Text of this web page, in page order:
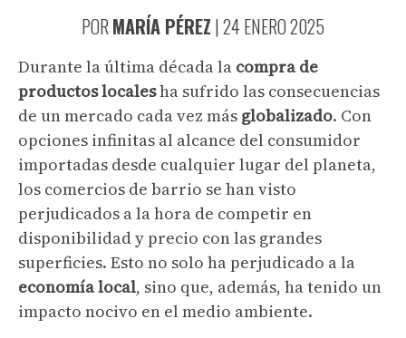
PORMARÍA PÉREZ |24 ENERO 2025
Durante la última década la compra de
productos localesha sufrido las consecuencias
de un mercado cada vez más globalizado. Con
opciones infinitas al alcance del consumidor
importadas desde cualquier lugar del planeta,
los comercios de barrio se han visto
perjudicados a la hora de competir en
disponibilidad y precio con las grandes
superficies. Esto no solo ha perjudicado a la
economía local, sino que, además, ha tenido un
impacto nocivo en el medio ambiente.